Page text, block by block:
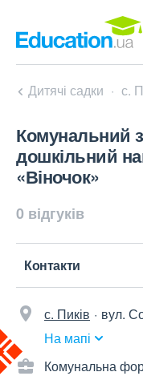
Дитячі садки с.
Комунальний
дошкільний
«Віночок»
0 відгуків
Контакти
с. Пиків
вул.
На мапі
Комунальна